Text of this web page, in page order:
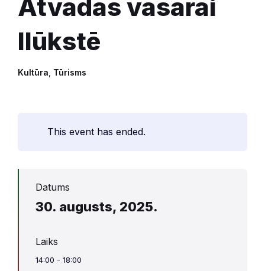
Atvadas vasarai
Ilūkstē
Kultūra Tūrisms
This event has ended.
Datums
30. augusts, 2025.
Laiks
14:00 - 18:00